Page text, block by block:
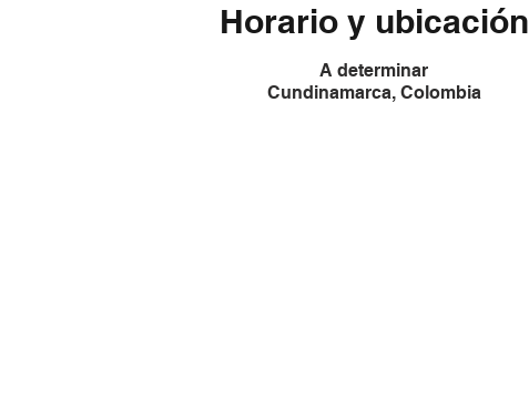
Horario y ubicación
A determinar
Cundinamarca, Colombia